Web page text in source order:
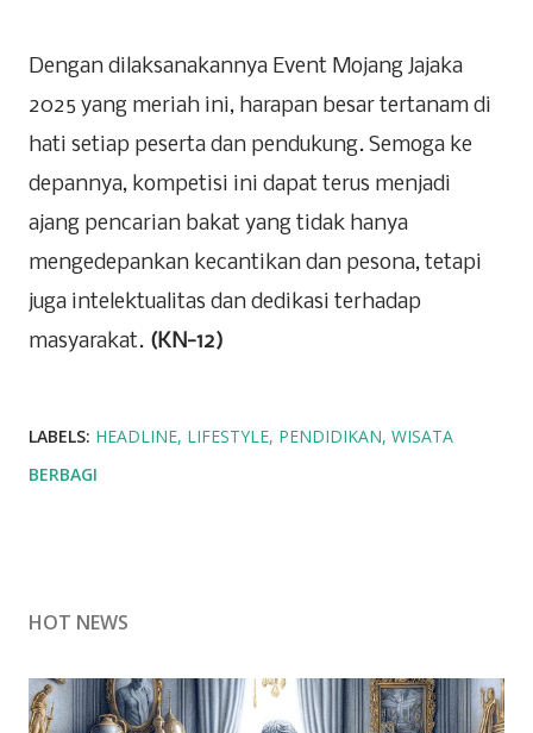
Dengan dilaksanakannya Event Mojang Jajaka
2025 yang meriah ini, harapan besar tertanam di
hati setiap peserta dan pendukung. Semoga ke
depannya, kompetisi ini dapat terus menjadi
ajang pencarian bakat yang tidak hanya
mengedepankan kecantikan dan pesona, tetapi
juga intelektualitas dan dedikasi terhadap
masyarakat. (KN-12)
LABELS: HEADLINE LIFESTYLE PENDIDIKAN WISATA
BERBAGI
HOT NEWS